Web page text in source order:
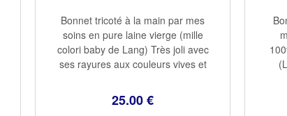
25.00€
Bonnet tricoté à la main par mes
soins en pure laine vierge (mille
colori baby de Lang) Très joli avec
ses rayures aux couleurs vives et
qui couvre bien les oreilles
Couleur : tons bleu Taille unique